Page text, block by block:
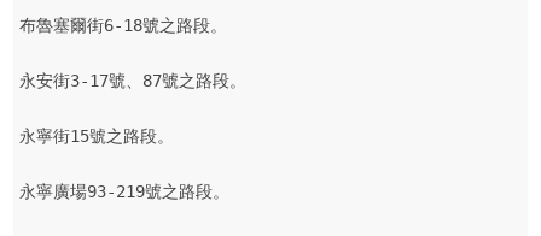
布魯塞爾街6-18號之路段。
永安街3-17號、87號之路段。
永寧街15號之路段。
永寧廣場93-219號之路段。